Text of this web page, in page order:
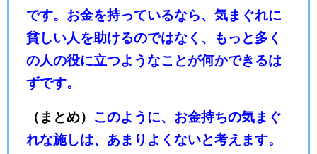
です。お金を持っているなら、気まぐれに
貧しい人を助けるのではなく、もっと多く
の人の役に立つようなことが何かできるは
ずです。
（まとめ）
このように、お金持ちの気まぐ
れな施しは、あまりよくないと考えます。